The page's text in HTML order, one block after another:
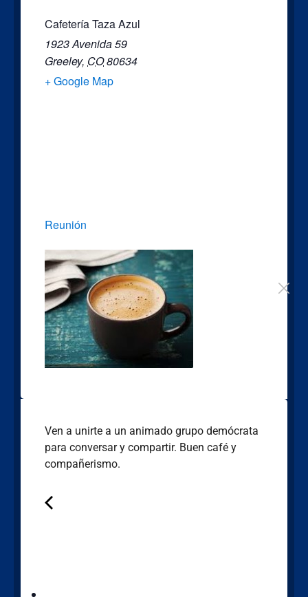
Cafetería Taza Azul
1923 Avenida 59
Greeley, CO80634
+ Google Map
Reunión
Ven a unirte a un animado grupo demócrata
para conversar y compartir. Buen café y
compañerismo.